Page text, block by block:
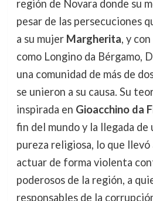
región de Novara donde su
pesar de las persecuciones
a su mujer Margherita, y
como Longino da Bérgamo,
una comunidad de más de
se unieron a su causa. Su
inspirada en Gioacchino da
fin del mundo y la llegada de
pureza religiosa, lo que llevó
actuar de forma violenta
poderosos de la región, a
responsables de la